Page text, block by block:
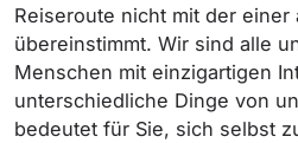
Reiseroute nicht mit der einer
übereinstimmt. Wir sind alle
Menschen mit einzigartigen
unterschiedliche Dinge von
bedeutet für Sie, sich selbst